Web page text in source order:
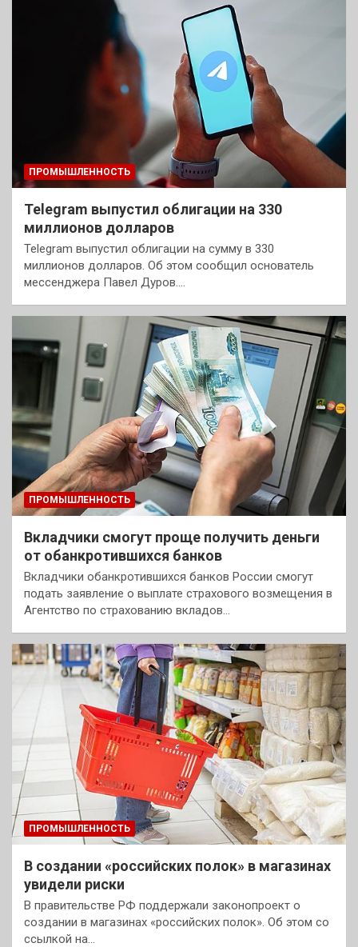
ПРОМЫШЛЕННОСТЬ
Telegram выпустил облигации на 330
миллионов долларов
Telegram выпустил облигации на сумму в 330
миллионов долларов. Об этом сообщил основатель
мессенджера Павел Дуров.…
ПРОМЫШЛЕННОСТЬ
Вкладчики смогут проще получить деньги
от обанкротившихся банков
Вкладчики обанкротившихся банков России смогут
подать заявление о выплате страхового возмещения в
Агентство по страхованию вкладов…
ПРОМЫШЛЕННОСТЬ
В создании «российских полок» в магазинах
увидели риски
В правительстве РФ поддержали законопроект о
создании в магазинах «российских полок». Об этом со
ссылкой на…